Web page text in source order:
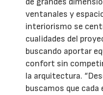
ventanales y
interiorismo se
cualidades del
buscando aportar
confort sin
la arquitectura.
buscamos que